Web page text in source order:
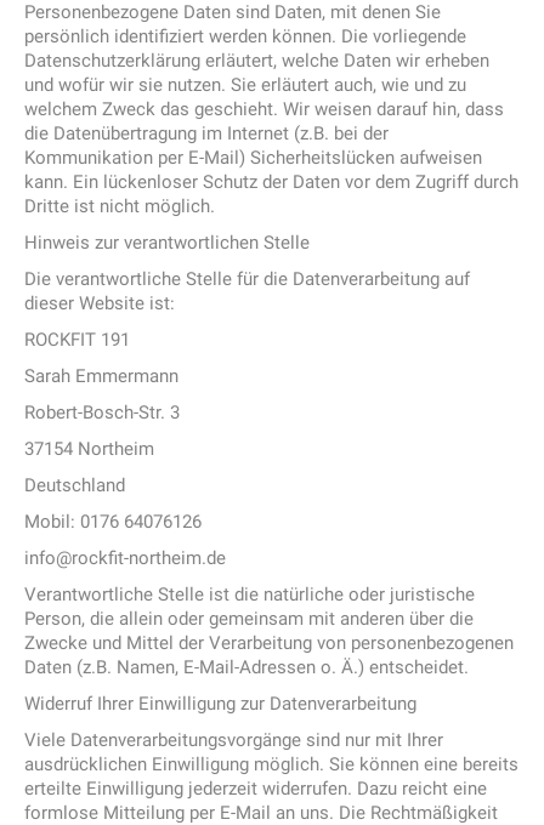
Personenbezogene Daten sind Daten, mit denen Sie
persönlich identifiziert werden können. Die vorliegende
Datenschutzerklärung erläutert, welche Daten wir erheben
und wofür wir sie nutzen. Sie erläutert auch, wie und zu
welchem Zweck das geschieht. Wir weisen darauf hin, dass
die Datenübertragung im Internet (z.B. bei der
Kommunikation per E-Mail) Sicherheitslücken aufweisen
kann. Ein lückenloser Schutz der Daten vor dem Zugriff durch
Dritte ist nicht möglich.
Hinweis zur verantwortlichen Stelle
Die verantwortliche Stelle für die Datenverarbeitung auf
dieser Website ist:
ROCKFIT 191
Sarah Emmermann
Robert-Bosch-Str. 3
37154 Northeim
Deutschland
Mobil: 0176 64076126
info@rockfit-northeim.de
Verantwortliche Stelle ist die natürliche oder juristische
Person, die allein oder gemeinsam mit anderen über die
Zwecke und Mittel der Verarbeitung von personenbezogenen
Daten (z.B. Namen, E-Mail-Adressen o. Ä.) entscheidet.
Widerruf Ihrer Einwilligung zur Datenverarbeitung
Viele Datenverarbeitungsvorgänge sind nur mit Ihrer
ausdrücklichen Einwilligung möglich. Sie können eine bereits
erteilte Einwilligung jederzeit widerrufen. Dazu reicht eine
formlose Mitteilung per E-Mail an uns. Die Rechtmäßigkeit